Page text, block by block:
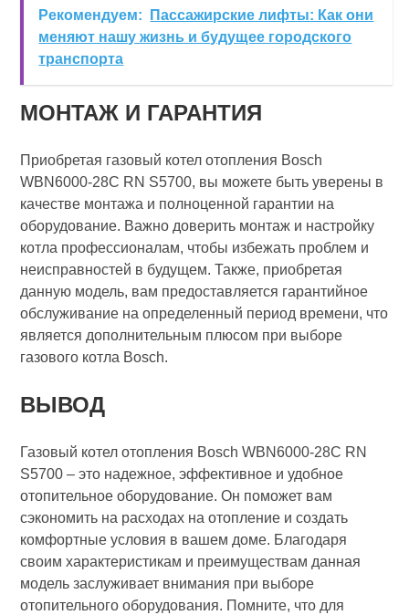
Рекомендуем:
Пассажирские лифты: Как они
меняют нашу жизнь и будущее городского
транспорта
МОНТАЖ И ГАРАНТИЯ
Приобретая газовый котел отопления Bosch
WBN6000-28C RN S5700, вы можете быть уверены в
качестве монтажа и полноценной гарантии на
оборудование. Важно доверить монтаж и настройку
котла профессионалам, чтобы избежать проблем и
неисправностей в будущем. Также, приобретая
данную модель, вам предоставляется гарантийное
обслуживание на определенный период времени, что
является дополнительным плюсом при выборе
газового котла Bosch.
ВЫВОД
Газовый котел отопления Bosch WBN6000-28C RN
S5700 – это надежное, эффективное и удобное
отопительное оборудование. Он поможет вам
сэкономить на расходах на отопление и создать
комфортные условия в вашем доме. Благодаря
своим характеристикам и преимуществам данная
модель заслуживает внимания при выборе
отопительного оборудования. Помните, что для